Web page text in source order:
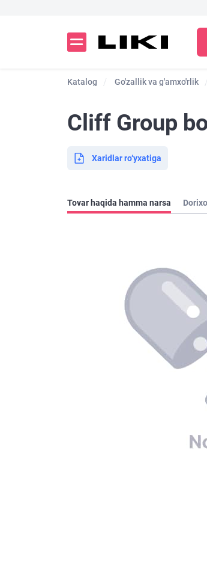
Katalog Go'zallik va g'amxo'rlik
Cliff Group
Xaridlar ro‘yxatiga
Tovar haqida hamma narsa